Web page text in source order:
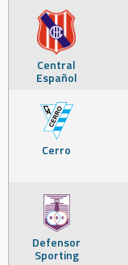
Central
Español
Cerro
Defensor
Sporting